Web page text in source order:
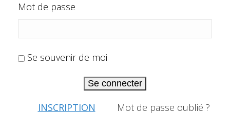
Mot de passe
Se souvenir de moi
Se connecter
INSCRIPTION Mot de passe oublié ?